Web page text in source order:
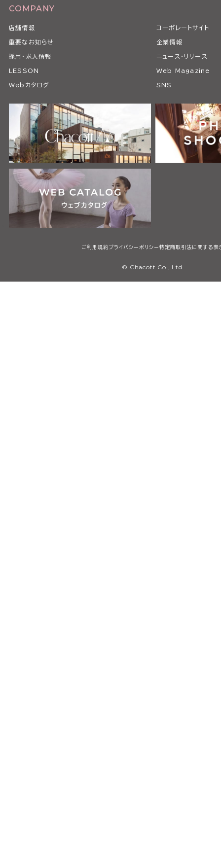
COMPANY
店舗情報 コーポレートサイト
重要なお知らせ 企業情報
採用・求人情報 ニュース・リリース
LESSON Web Magazine
Webカタログ SNS
ご利用規約プライバシーポリシー特定商取引法に関する表
© Chacott Co., Ltd.